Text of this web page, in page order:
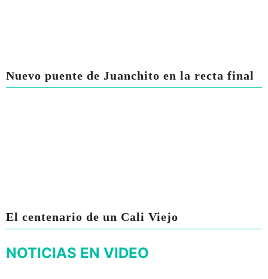
Nuevo puente de Juanchito en la recta final
El centenario de un Cali Viejo
NOTICIAS EN VIDEO